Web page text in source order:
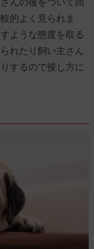
的よく見られま
ような態度を取る
れたり飼い主さん
するので接し方に